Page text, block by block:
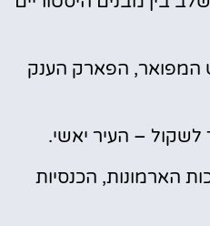
פה!המפואר, הפארק הענק
– העיר יאשי.
הארמונות, הכנסיות